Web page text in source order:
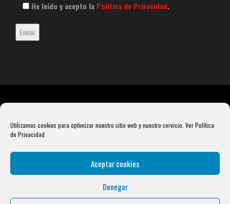
Utilizamos cookies para optimizar nuestro sitio web y nuestro servicio. Ver Política
de Privacidad
Aceptar cookies
Denegar
He leído y acepto la Política de Privacidad.
Rebel Barbell S.L. B66099904 Pasaje Rustullet 18, 08041 (Barcelona)
info@condalcrossfit.com © Copyright 2025 Condal Crossfit -Blog-Política de